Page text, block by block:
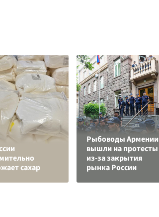
сахар
Рыбоводы Армении
вышли на протесты
из-за закрытия
рынка России